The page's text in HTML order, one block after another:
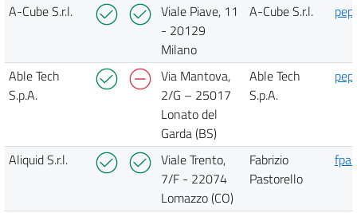
A-Cube S.r.l.
Viale Piave, 11
- 20129
Milano
A-Cube S.r.l.
Able Tech
S.p.A.
Via Mantova,
2/G – 25017
Lonato del
Garda (BS)
Able Tech
S.p.A.
Aliquid S.r.l.
Viale Trento,
7/F - 22074
Lomazzo (CO)
Fabrizio
Pastorello